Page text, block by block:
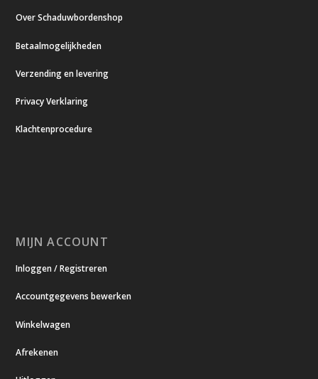
Over Schaduwbordenshop
Betaalmogelijkheden
Verzending en levering
Privacy Verklaring
Klachtenprocedure
MIJN ACCOUNT
Inloggen / Registreren
Accountgegevens bewerken
Winkelwagen
Afrekenen